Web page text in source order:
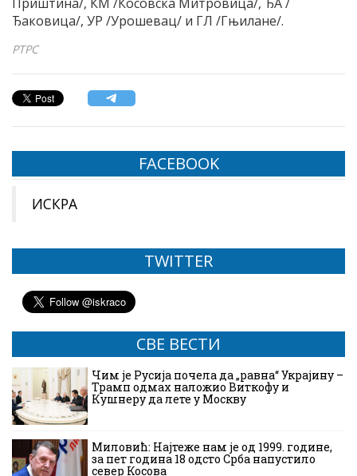
Ђаковица/, УР /Урошевац/ и ГЛ /Гњилане/.
РТРС
FACEBOOK
ИСКРА
TWITTER
СВЕ ВЕСТИ
Чим је Русија почела да „равна“ Украјину –
Трамп одмах наложио Виткофу и
Кушнеру да лете у Москву
Миловић: Најтеже нам је од 1999. године,
за пет година 18 одсто Срба напустило
север Косова